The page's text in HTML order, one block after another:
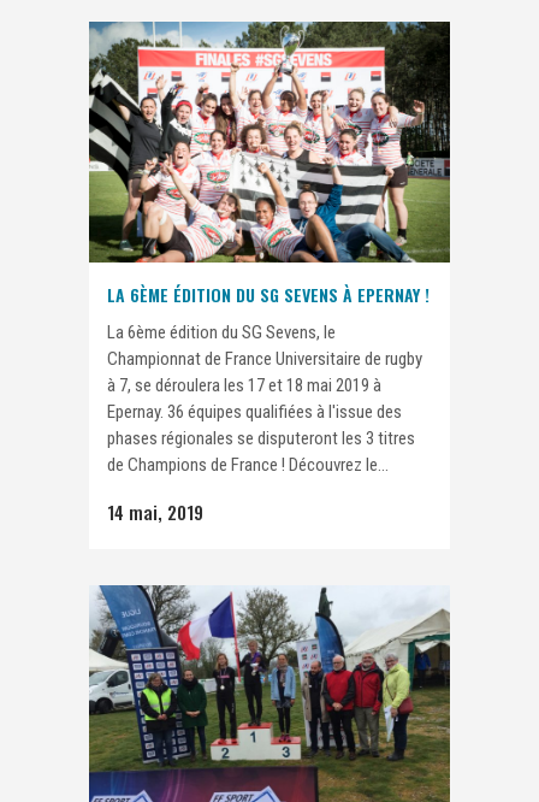
LA 6ÈME ÉDITION DU SG SEVENS À EPERNAY !
La 6ème édition du SG Sevens, le
Championnat de France Universitaire de rugby
à 7, se déroulera les 17 et 18 mai 2019 à
Epernay. 36 équipes qualifiées à l'issue des
phases régionales se disputeront les 3 titres
de Champions de France ! Découvrez le...
14 mai, 2019